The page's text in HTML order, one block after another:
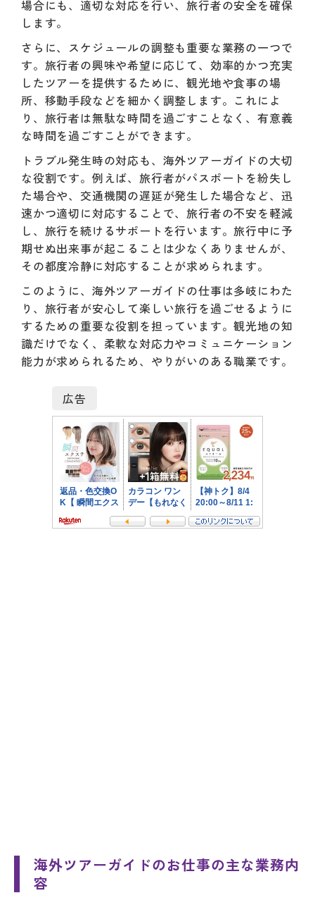
場合にも、適切な対応を行い、旅行者の安全を確保
します。
さらに、スケジュールの調整も重要な業務の一つで
す。旅行者の興味や希望に応じて、効率的かつ充実
したツアーを提供するために、観光地や食事の場
所、移動手段などを細かく調整します。これによ
り、旅行者は無駄な時間を過ごすことなく、有意義
な時間を過ごすことができます。
トラブル発生時の対応も、海外ツアーガイドの大切
な役割です。例えば、旅行者がパスポートを紛失し
た場合や、交通機関の遅延が発生した場合など、迅
速かつ適切に対応することで、旅行者の不安を軽減
し、旅行を続けるサポートを行います。旅行中に予
期せぬ出来事が起こることは少なくありませんが、
その都度冷静に対応することが求められます。
このように、海外ツアーガイドの仕事は多岐にわた
り、旅行者が安心して楽しい旅行を過ごせるように
するための重要な役割を担っています。観光地の知
識だけでなく、柔軟な対応力やコミュニケーション
能力が求められるため、やりがいのある職業です。
広告
海外ツアーガイドのお仕事の主な業務内
容